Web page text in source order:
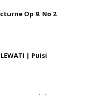
Op 9. No 2
| Puisi